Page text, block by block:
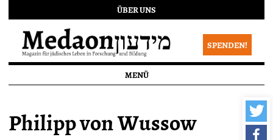
ÜBER UNS
SPENDEN!
MENÜ
Philipp von Wussow